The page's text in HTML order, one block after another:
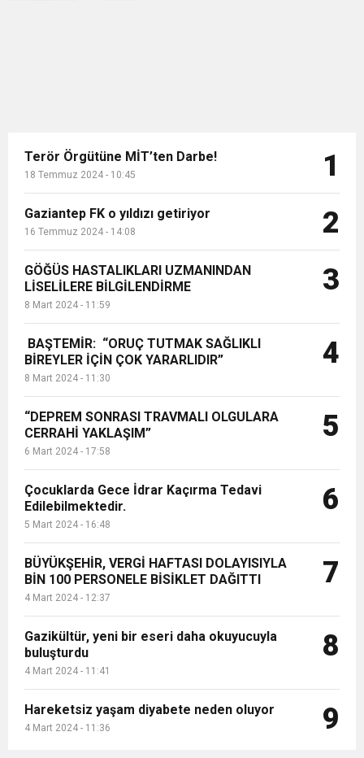
Terör Örgütüne MİT’ten Darbe!
18 Temmuz 2024 - 10:45 1
Gaziantep FK o yıldızı getiriyor
16 Temmuz 2024 - 14:08 2
GÖĞÜS HASTALIKLARI UZMANINDAN
LİSELİLERE BİLGİLENDİRME
8 Mart 2024 - 11:59
3
BAŞTEMİR: “ORUÇ TUTMAK SAĞLIKLI
BİREYLER İÇİN ÇOK YARARLIDIR”
8 Mart 2024 - 11:30
4
“DEPREM SONRASI TRAVMALI OLGULARA
CERRAHİ YAKLAŞIM”
6 Mart 2024 - 17:58
5
Çocuklarda Gece İdrar Kaçırma Tedavi
Edilebilmektedir.
5 Mart 2024 - 16:48
6
BÜYÜKŞEHİR, VERGİ HAFTASI DOLAYISIYLA
BİN 100 PERSONELE BİSİKLET DAĞITTI
4 Mart 2024 - 12:37
7
Gazikültür, yeni bir eseri daha okuyucuyla
buluşturdu
4 Mart 2024 - 11:41
8
Hareketsiz yaşam diyabete neden oluyor
4 Mart 2024 - 11:36 9